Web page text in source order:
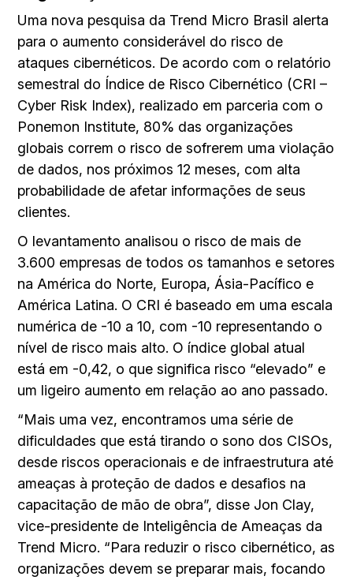
Uma nova pesquisa da Trend Micro Brasil alerta
para o aumento considerável do risco de
ataques cibernéticos. De acordo com o relatório
semestral do Índice de Risco Cibernético (CRI –
Cyber Risk Index), realizado em parceria com o
Ponemon Institute, 80% das organizações
globais correm o risco de sofrerem uma violação
de dados, nos próximos 12 meses, com alta
probabilidade de afetar informações de seus
clientes.
O levantamento analisou o risco de mais de
3.600 empresas de todos os tamanhos e setores
na América do Norte, Europa, Ásia-Pacífico e
América Latina. O CRI é baseado em uma escala
numérica de -10 a 10, com -10 representando o
nível de risco mais alto. O índice global atual
está em -0,42, o que significa risco “elevado” e
um ligeiro aumento em relação ao ano passado.
“Mais uma vez, encontramos uma série de
dificuldades que está tirando o sono dos CISOs,
desde riscos operacionais e de infraestrutura até
ameaças à proteção de dados e desafios na
capacitação de mão de obra”, disse Jon Clay,
vice-presidente de Inteligência de Ameaças da
Trend Micro. “Para reduzir o risco cibernético, as
organizações devem se preparar mais, focando